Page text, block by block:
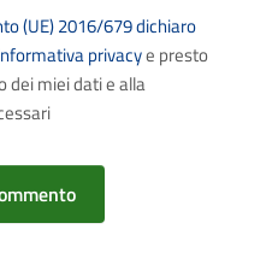
(UE) 2016/679 dichiaro
privacye presto
dei miei dati e alla